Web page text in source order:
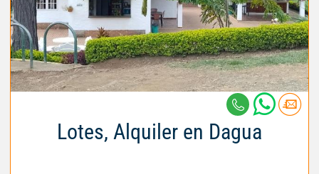
Lotes, Alquiler en Dagua